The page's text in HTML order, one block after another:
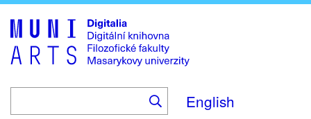
to
main
content
English